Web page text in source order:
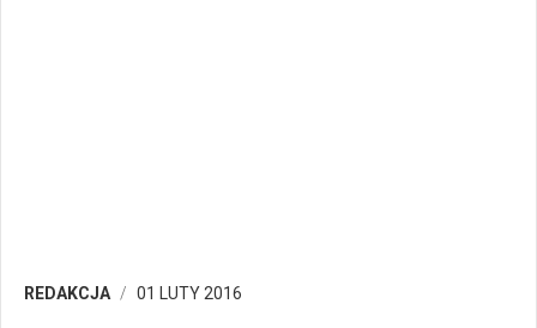
REDAKCJA 01 LUTY 2016